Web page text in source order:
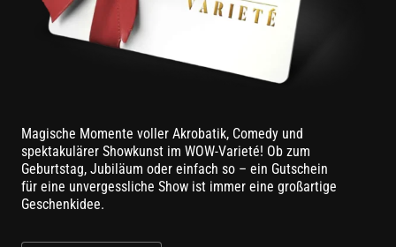
Magische Momente voller Akrobatik, Comedy und
spektakulärer Showkunst im WOW-Varieté! Ob zum
Geburtstag, Jubiläum oder einfach so – ein Gutschein
für eine unvergessliche Show ist immer eine großartige
Geschenkidee.